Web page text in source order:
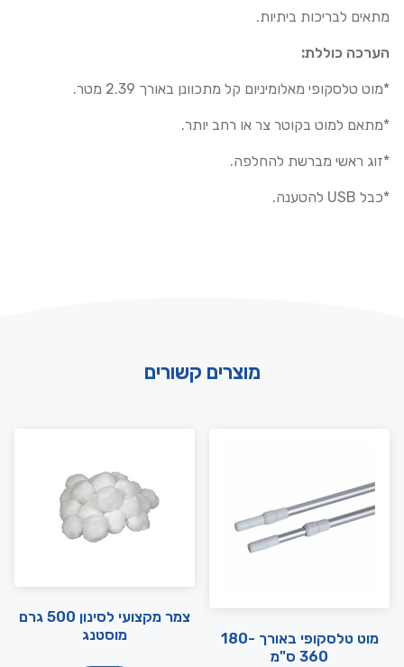
מתאים לבריכות ביתיות.
הערכה כוללת:
*מוט טלסקופי מאלומיניום קל מתכוונן באורך 2.39 מטר.
*מתאם למוט בקוטר צר או רחב יותר.
*זוג ראשי מברשת להחלפה.
*כבל USB להטענה.
מוצרים קשורים
מוט טלסקופי באורך 180-
360 ס"מ
צמר מקצועי לסינון 500 גרם
מוסטנג